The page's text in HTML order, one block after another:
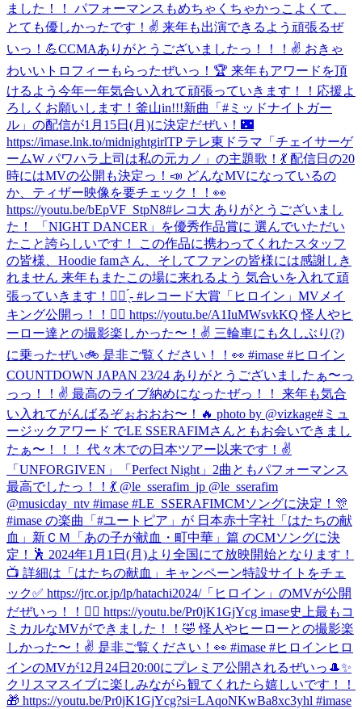
ました！！ パフォーマンスもめちゃくちゃかっこよくて、
とても優しかったです！✌️ 来年も出演できるよう頑張るぜ
いっ！💪CCMAありがとうございましたっ！！！✌️ おきゃ
わいいトロフィーもらったぜいっ！🏆 来年もアワードを頂
けるよう今年一年気合い入れて頑張っていきます！！応援よ
ろしくお願いします！ 釜山in!!!新曲「#ミッドナイトガー
ル」の配信が1月15日(月)に決定だぜい！🌃
https://imase.lnk.to/midnightgirlTP テレ東ドラマ「チェイサーゲ
ームW パワハラ上司は私の元カノ」の主題歌！💃 配信日の20
時にはMVの公開も決定っ！📣 どんなMVになっているの
か、ティザー映像を要チェック！！👀
https://youtu.be/bEpVF_StpN8#レコ大 ありがとうございまし
た！ 「NIGHT DANCER」を優秀作品賞に 選んでいただい
たこと誇らしいです！ この作品に携わってくれたスタッフ
の皆様、Hoodie famさん、そしてファンの皆様には感謝しき
れません 来年もまたこの場に来れるよう 気合いを入れて頑
張っていきます！✊🏻 ̖́- #レコード大賞 「ヒロイン」MVメイ
キング公開っ！！🦸‍♀️ https://youtu.be/A1IuMWsvkKQ 怪人やヒ
ーロー達との撮影楽しかった〜！✌️ 三輪車にも久しぶり(?)
に乗ったぜい🚲 是非ご覧ください！！👀 #imase #ヒロイン
COUNTDOWN JAPAN 23/24 ありがとうございましたぁ〜っ
っっ！！✌️ 最高のライブ納めになったぜっ！！ 来年も気合
い入れてがんばるぞぉおおお〜！🔥 photo by @vizkage#ミュ
ージックアワード でLE SSERAFIMさんともお会いできまし
たぁ〜！！！ 代々木での日本ツアー以来です！✌️
「UNFORGIVEN」「Perfect Night」2曲ともパフォーマンス
最高でしたっ！！💃 @le_sserafim_jp @le_sserafim
@musicday_ntv #imase #LE_SSERAFIMCMソングに決定！🎊
#imase の楽曲「#ユートピア」が 日本赤十字社「はたちの献
血」新ＣＭ「あの子が献血・町中華」篇 のCMソングに決
定！🕺 2024年1月1日(月)より全国にて放映開始となります！
📺 詳細は「はたちの献血」キャンペーン特設サイトをチェ
ック✅ https://jrc.or.jp/lp/hatachi2024/「ヒロイン」のMVが公開
だぜいっ！！🦸‍♀️ https://youtu.be/Pr0jK1GjYcg imase史上最もコ
ミカルなMVができました！！🤣 怪人やヒーローとの撮影楽
しかった〜！✌️ 是非ご覧ください！👀 #imase #ヒロイン ヒロ
インのMVが12月24日20:00にプレミア公開されるぜいっ🎩✨
クリスマスイブに楽しみながら観てくれたら嬉しいです！！
🎁 https://youtu.be/Pr0jK1GjYcg?si=LAqoNKwBa8xc3yhl #imase